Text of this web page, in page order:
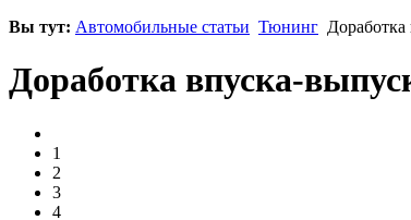
Вы тут: Автомобильные статьи Тюнинг Доpаботка
Доpаботка впуска-
1
2
3
4